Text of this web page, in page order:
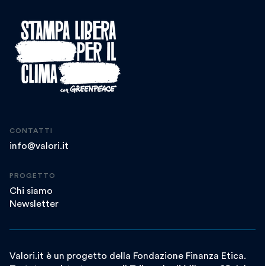
CONTATTI
info@valori.it
PROGETTO
Chi siamo
Newsletter
Valori.it è un progetto della Fondazione Finanza Etica.